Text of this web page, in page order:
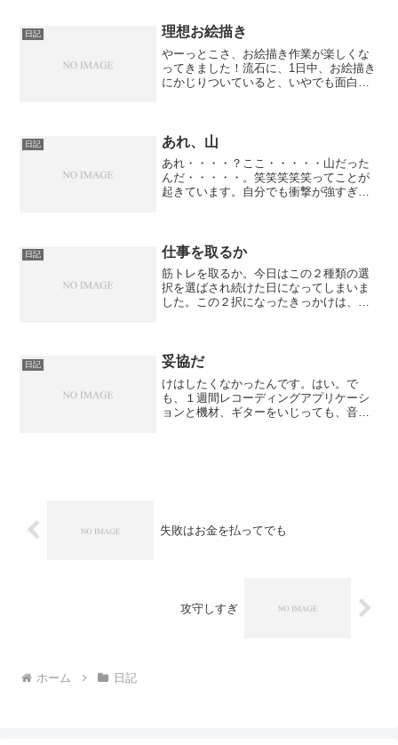
腕がパンパ...
日記 理想お絵描き
やーっとこさ、お絵描き作業が楽しくな
ってきました！流石に、1日中、お絵描き
にかじりついていると、いやでも面白く
だまだ相当時間が必要だ...
日記 あれ、山
あれ・・・・？ここ・・・・・山だった
んだ・・・・・。笑笑笑笑笑ってことが
起きています。自分でも衝撃が強すぎ
木だったんです。というか、...
日記 仕事を取るか
筋トレを取るか。今日はこの２種類の選
択を選ばされ続けた日になってしまいま
した。この２択になったきっかけは、ワ
『全身が痛い』と言うの...
日記 妥協だ
けはしたくなかったんです。はい。で
も、１週間レコーディングアプリケーシ
ョンと機材、ギターをいじっても、音が
失敗はお金を払ってでも
攻守しすぎ
ホーム 日記